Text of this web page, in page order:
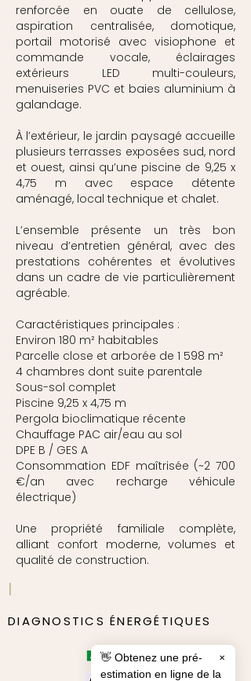
renforcée en ouate de cellulose,
aspiration centralisée, domotique,
portail motorisé avec visiophone et
commande vocale, éclairages
extérieurs LED multi-couleurs,
menuiseries PVC et baies aluminium à
galandage.
À l’extérieur, le jardin paysagé accueille
plusieurs terrasses exposées sud, nord
et ouest, ainsi qu’une piscine de 9,25 x
4,75 m avec espace détente
aménagé, local technique et chalet.
L’ensemble présente un très bon
niveau d’entretien général, avec des
prestations cohérentes et évolutives
dans un cadre de vie particulièrement
agréable.
Caractéristiques principales :
Environ 180 m² habitables
Parcelle close et arborée de 1 598 m²
4 chambres dont suite parentale
Sous-sol complet
Piscine 9,25 x 4,75 m
Pergola bioclimatique récente
Chauffage PAC air/eau au sol
DPE B / GES A
Consommation EDF maîtrisée (~2 700
€/an avec recharge véhicule
électrique)
Une propriété familiale complète,
alliant confort moderne, volumes et
qualité de construction.
|
DIAGNOSTICS ÉNERGÉTIQUES
👋 Obtenez une pré-
estimation en ligne de la
✕